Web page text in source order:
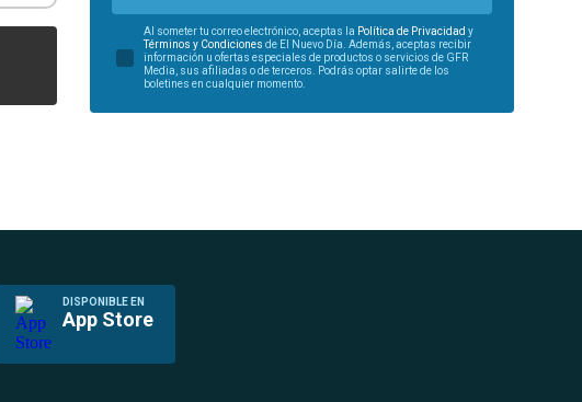
Al someter tu correo electrónico, aceptas la Política de Privacidad y
Términos y Condiciones de El Nuevo Día. Además, aceptas recibir
información u ofertas especiales de productos o servicios de GFR
Media, sus afiliadas o de terceros. Podrás optar salirte de los
boletines en cualquier momento.
DISPONIBLE EN
App Store